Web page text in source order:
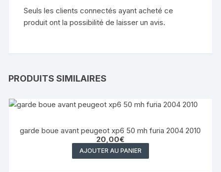
Seuls les clients connectés ayant acheté ce
produit ont la possibilité de laisser un avis.
PRODUITS SIMILAIRES
garde boue avant peugeot xp6 50 mh furia 2004 2010
20,00€
AJOUTER AU PANIER